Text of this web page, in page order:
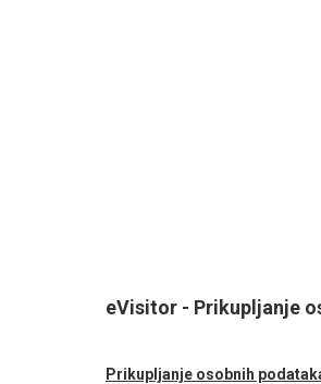
eVisitor - Prikupljanje
Prikupljanje osobnih